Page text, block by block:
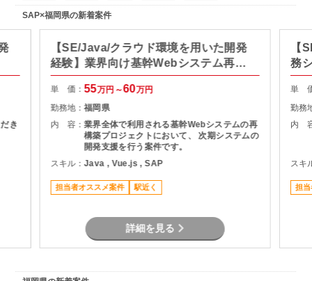
SAP×福岡県の新着案件
き
【SE/Java/クラウド環境を用いた開発
経験】業界向け基幹Webシステム再構
築支援
単 価：55万円～60万円
勤務地：福岡県
内 容：業界全体で利用される基幹Webシステムの再
構築プロジェクトにおいて、 次期システムの
開発支援を行う案件です。
スキル：Java , Vue.js , SAP
担当者オススメ案件 駅近く
詳細を見る
【
務
単
勤務
内
スキ
担当